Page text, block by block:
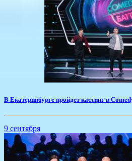
В Екатеринбурге пройдет кастинг в
9 сентября